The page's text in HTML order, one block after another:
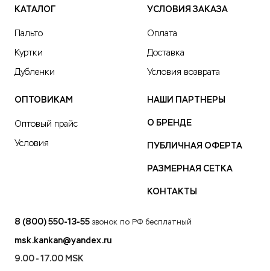
КАТАЛОГ
Пальто
Куртки
Дубленки
УСЛОВИЯ ЗАКАЗА
Оплата
Доставка
Условия возврата
ОПТОВИКАМ
Оптовый прайс
Условия
НАШИ ПАРТНЕРЫ
О БРЕНДЕ
ПУБЛИЧНАЯ ОФЕРТА
РАЗМЕРНАЯ СЕТКА
КОНТАКТЫ
8 (800) 550-13-55 звонок по РФ бесплатный
msk.kankan@yandex.ru
9.00 - 17.00 MSK